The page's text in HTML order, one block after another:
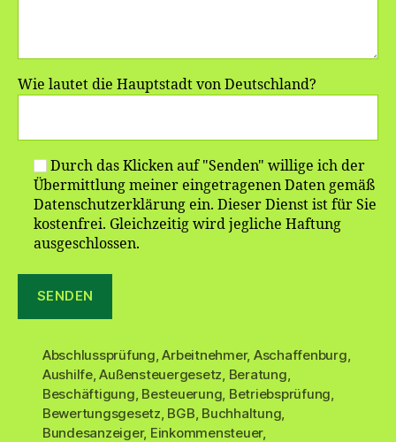
Wie lautet die Hauptstadt von Deutschland?
Durch das Klicken auf "Senden" willige ich der
Übermittlung meiner eingetragenen Daten gemäß
Datenschutzerklärung ein. Dieser Dienst ist für Sie
kostenfrei. Gleichzeitig wird jegliche Haftung
ausgeschlossen.
Abschlussprüfung ,Arbeitnehmer, Aschaffenburg
Aushilfe,Außensteuergesetz Beratung
Beschäftigung Besteuerung Betriebsprüfung
Bewertungsgesetz BGB Buchhaltung
Bundesanzeiger, Einkommensteuer,